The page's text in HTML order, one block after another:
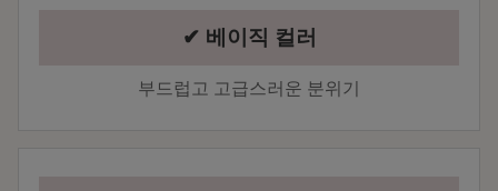
✔ 베이직 컬러
부드럽고 고급스러운 분위기